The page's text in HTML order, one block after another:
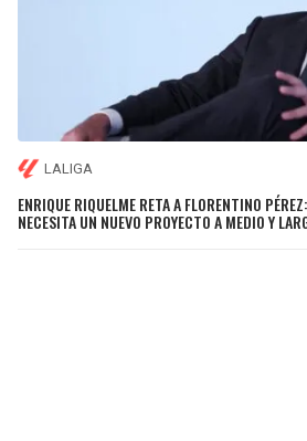
LALIGA
ENRIQUE RIQUELME RETA A FLORENTINO
NECESITA UN NUEVO PROYECTO A MEDIO Y